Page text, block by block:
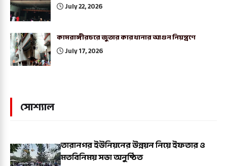
July 22, 2026
কামরাঙ্গীরচরে জুতার কারখানার আগুন নিয়ন্ত্রণে
July 17, 2026
সোশ্যাল
তারানগর ইউনিয়নের উন্নয়ন নিয়ে ইফতার ও
মতবিনিময় সভা অনুষ্ঠিত